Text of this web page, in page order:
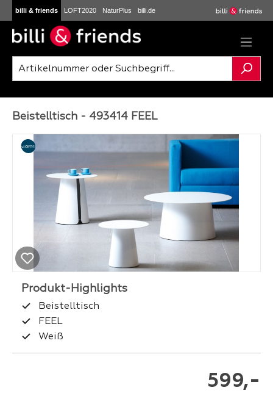
Zum Hauptinhalt springen
billi & friends LOFT2020 NaturPlus billi.de
Bildergalerie überspringen
Beistelltisch - 493414 FEEL
Beistelltisch
FEEL
Weiß
599,-